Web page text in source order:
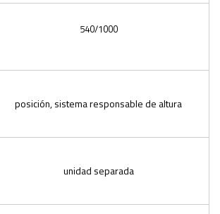
540/1000
posición, sistema responsable de altura
unidad separada